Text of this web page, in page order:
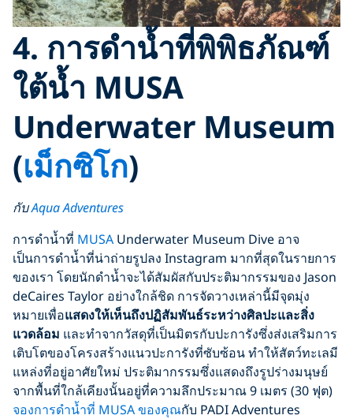
4. การดำน้ำที่พิพิธภัณฑ์
ใต้น้ำ MUSA
Underwater Museum
(เม็กซิโก)
กับAqua Adventures
การดำน้ำที่ MUSA Underwater Museum Dive อาจ
เป็นการดำน้ำที่น่าถ่ายรูปลง Instagram มากที่สุดในรายการ
ของเรา โดยนักดำน้ำจะได้สัมผัสกับประติมากรรมของ Jason
deCaires Taylor อย่างใกล้ชิด การจัดวางเหล่านี้มีจุดมุ่ง
หมายเพื่อแสดงให้เห็นถึงปฏิสัมพันธ์ระหว่างศิลปะและสิ่ง
แวดล้อม และทำจากวัสดุที่เป็นมิตรกับปะการังซึ่งส่งเสริมการ
เติบโตของโครงสร้างแนวปะการังที่ซับซ้อน ทำให้สัตว์ทะเลมี
แหล่งที่อยู่อาศัยใหม่ ประติมากรรมซึ่งแสดงถึงรูปร่างมนุษย์
จากพื้นที่ใกล้เคียงนั้นอยู่ที่ความลึกประมาณ 9 เมตร (30 ฟุต)
จองการดำน้ำที่ MUSA ของคุณกับ PADI Adventures